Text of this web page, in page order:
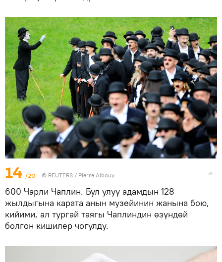
14 /20 © REUTERS / Pierre Albouy
600 Чарли Чаплин. Бул улуу адамдын 128
жылдыгына карата анын музейинин жанына бою,
кийими, ал тургай таягы Чаплиндин өзүндөй
болгон кишилер чогулду.